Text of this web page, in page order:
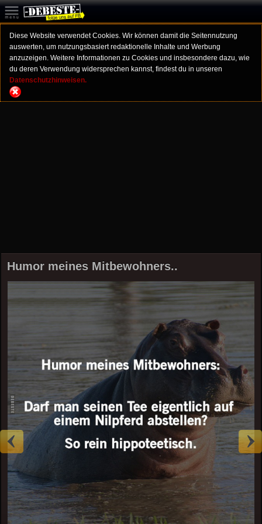
Diese Website verwendet Cookies. Wir können damit die Seitennutzung
auswerten, um nutzungsbasiert redaktionelle Inhalte und Werbung
anzuzeigen. Weitere Informationen zu Cookies und insbesondere dazu, wie
du deren Verwendung widersprechen kannst, findest du in unseren
Datenschutzhinweisen.
Humor meines Mitbewohners..